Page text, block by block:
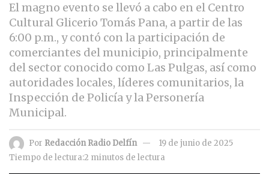
El magno evento se llevó a cabo en el Centro
Cultural Glicerio Tomás Pana, a partir de las
6:00 p.m., y contó con la participación de
comerciantes del municipio, principalmente
del sector conocido como Las Pulgas, así como
autoridades locales, líderes comunitarios, la
Inspección de Policía y la Personería
Municipal.
Por Redacción Radio Delfín
19 de junio de 2025
Tiempo de lectura:2 minutos de lectura